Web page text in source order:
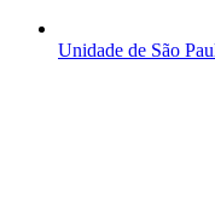
Unidade de São